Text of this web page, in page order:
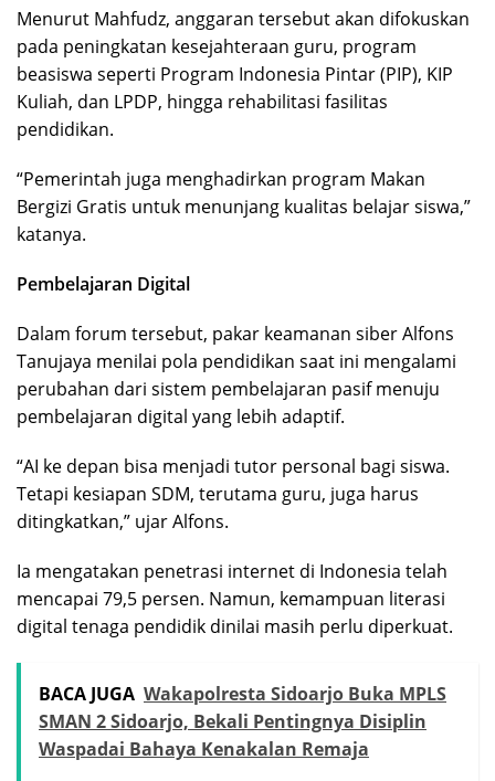
Menurut Mahfudz, anggaran tersebut akan difokuskan
pada peningkatan kesejahteraan guru, program
beasiswa seperti Program Indonesia Pintar (PIP), KIP
Kuliah, dan LPDP, hingga rehabilitasi fasilitas
pendidikan.
“Pemerintah juga menghadirkan program Makan
Bergizi Gratis untuk menunjang kualitas belajar siswa,”
katanya.
Pembelajaran Digital
Dalam forum tersebut, pakar keamanan siber Alfons
Tanujaya menilai pola pendidikan saat ini mengalami
perubahan dari sistem pembelajaran pasif menuju
pembelajaran digital yang lebih adaptif.
“AI ke depan bisa menjadi tutor personal bagi siswa.
Tetapi kesiapan SDM, terutama guru, juga harus
ditingkatkan,” ujar Alfons.
Ia mengatakan penetrasi internet di Indonesia telah
mencapai 79,5 persen. Namun, kemampuan literasi
digital tenaga pendidik dinilai masih perlu diperkuat.
BACA JUGA Wakapolresta Sidoarjo Buka MPLS
SMAN 2 Sidoarjo, Bekali Pentingnya Disiplin
Waspadai Bahaya Kenakalan Remaja